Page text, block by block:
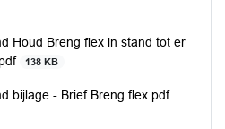
Houd Breng flex in stand tot er
138 KB
bijlage - Brief Breng flex.pdf